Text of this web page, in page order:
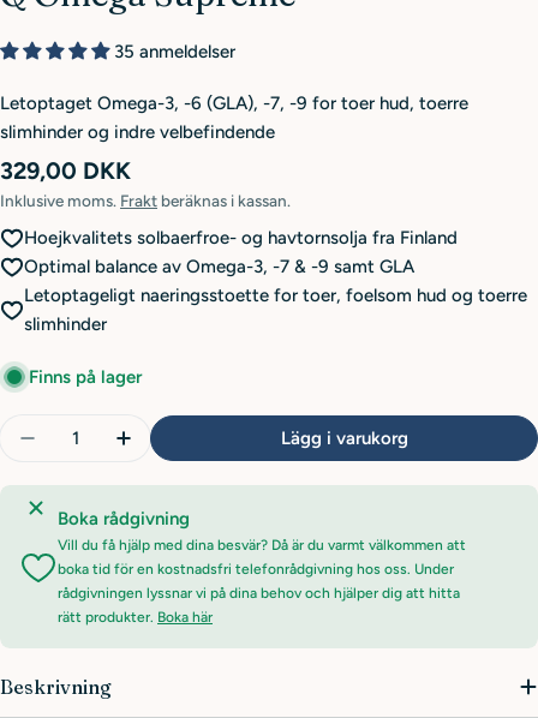
35 anmeldelser
Letoptaget Omega-3, -6 (GLA), -7, -9 for toer hud, toerre
slimhinder og indre velbefindende
Ordinarie
pris
329,00 DKK
Inklusive moms. Frakt beräknas i kassan.
Hoejkvalitets solbaerfroe- og havtornsolja fra Finland
Optimal balance av Omega-3, -7 & -9 samt GLA
Letoptageligt naeringsstoette for toer, foelsom hud og toerre
slimhinder
Finns på lager
Minska antal för Q Omega Supreme
Öka antal för Q Omega Supreme
Lägg i varukorg
Boka rådgivning
Vill du få hjälp med dina besvär? Då är du varmt välkommen att
boka tid för en kostnadsfri telefonrådgivning hos oss. Under
rådgivningen lyssnar vi på dina behov och hjälper dig att hitta
rätt produkter. Boka här
Beskrivning